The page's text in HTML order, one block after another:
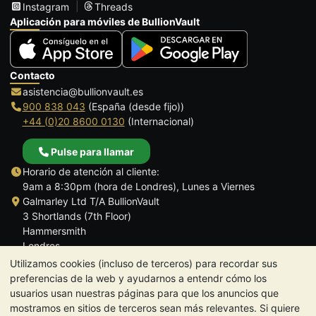
Utilizamos cookies (incluso de terceros) para recordar sus
preferencias de la web y ayudarnos a entendr cómo los
usuarios usan nuestras páginas para que los anuncios que
mostramos en sitios de terceros sean más relevantes. Si quiere
Instagram
Threads
Aplicación para móviles de BullionVault
Contacto
asistencia@bullionvault.es
900 838 043 (España (desde fijo))
+44 (0)20 8600 0130 (Internacional)
Pulse para llamar
Horario de atención al cliente:
9am a 8:30pm (hora de Londres), Lunes a Viernes
Galmarley Ltd T/A BullionVault
3 Shortlands (7th Floor)
Hammersmith
Londres
W6 8DA
Reino Unido